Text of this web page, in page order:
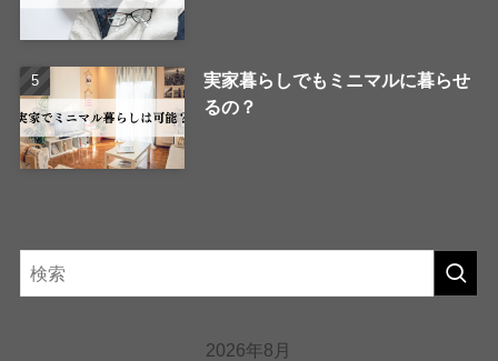
実家暮らしでもミニマルに暮らせ
るの？
2026年8月